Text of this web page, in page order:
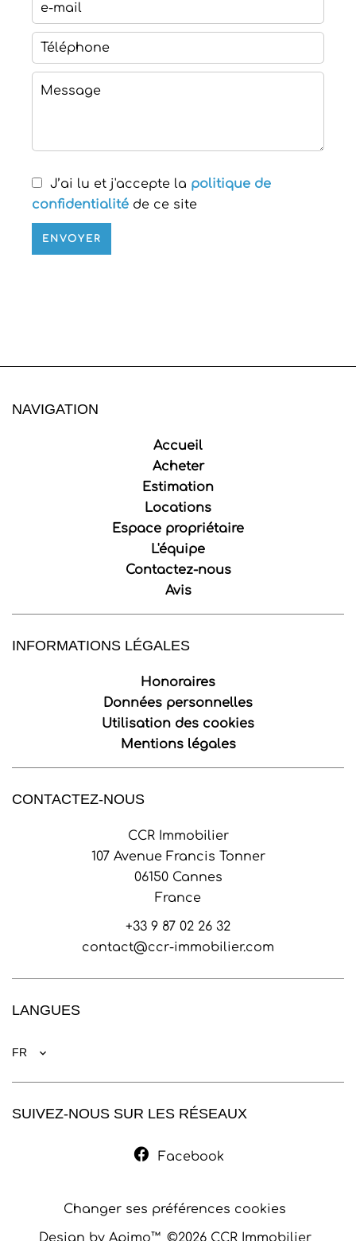
J’ai lu et j'accepte la politique de
confidentialité de ce site
ENVOYER
NAVIGATION
Accueil
Acheter
Estimation
Locations
Espace propriétaire
L'équipe
Contactez-nous
Avis
INFORMATIONS LÉGALES
Honoraires
Données personnelles
Utilisation des cookies
Mentions légales
CONTACTEZ-NOUS
CCR Immobilier
107 Avenue Francis Tonner
06150Cannes
France
+33 9 87 02 26 32
contact@ccr-immobilier.com
LANGUES
FR
SUIVEZ-NOUS SUR LES RÉSEAUX
Facebook
Changer ses préférences cookies
Design by Apimo™ ©2026 CCR Immobilier